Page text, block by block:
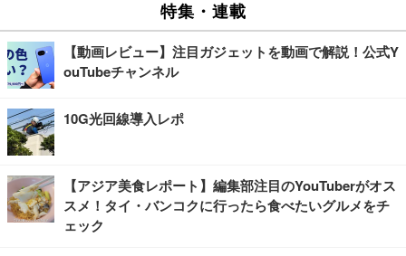
特集・連載
【動画レビュー】注目ガジェットを動画で解説！公式Y
ouTubeチャンネル
10G光回線導入レポ
【アジア美食レポート】編集部注目のYouTuberがオス
スメ！タイ・バンコクに行ったら食べたいグルメをチ
ェック